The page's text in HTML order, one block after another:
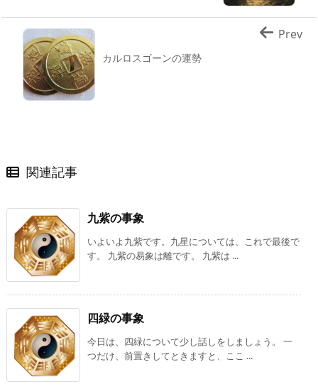
カルロスゴーンの運勢
Prev
関連記事
九紫の事象
いよいよ九紫です。九星については、これで最後で
す。 九紫の易象は離です。 九紫は ...
四緑の事象
今日は、四緑について少し話しをしましょう。 一
つだけ、前置きしてときますと、ここ ...